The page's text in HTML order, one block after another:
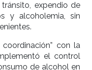
expendio de
y alcoholemia, sin
con la
el control
de alcohol en